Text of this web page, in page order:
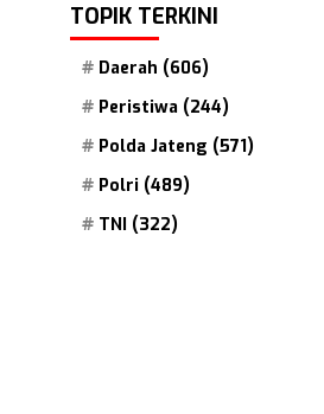
TOPIK TERKINI
Daerah (606)
Peristiwa (244)
Polda Jateng (571)
Polri (489)
TNI (322)